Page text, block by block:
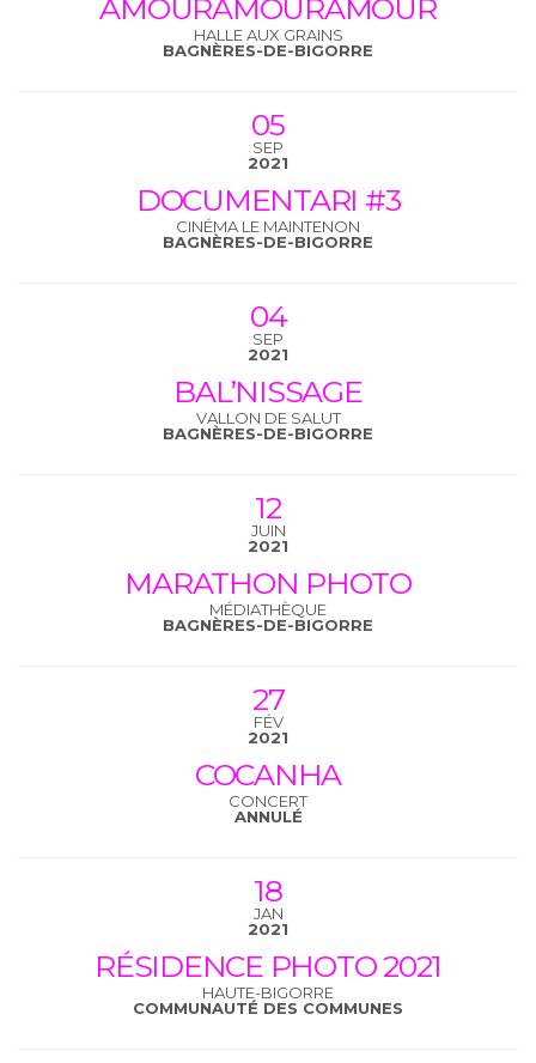
AMOURAMOURAMOUR
HALLE AUX GRAINS
BAGNÈRES-DE-BIGORRE
05
SEP
2021
DOCUMENTARI #3
CINÉMA LE MAINTENON
BAGNÈRES-DE-BIGORRE
04
SEP
2021
BAL’NISSAGE
VALLON DE SALUT
BAGNÈRES-DE-BIGORRE
12
JUIN
2021
MARATHON PHOTO
MÉDIATHÈQUE
BAGNÈRES-DE-BIGORRE
27
FÉV
2021
COCANHA
CONCERT
ANNULÉ
18
JAN
2021
RÉSIDENCE PHOTO 2021
HAUTE-BIGORRE
COMMUNAUTÉ DES COMMUNES